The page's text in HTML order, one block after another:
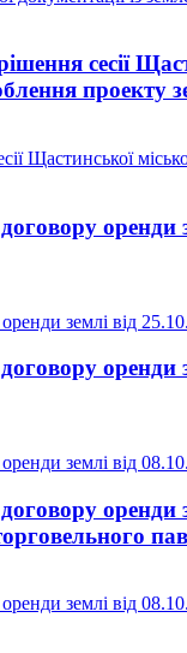
сесії
проекту
Щастинської
оренди
землі від
оренди
землі від
оренди
землі від